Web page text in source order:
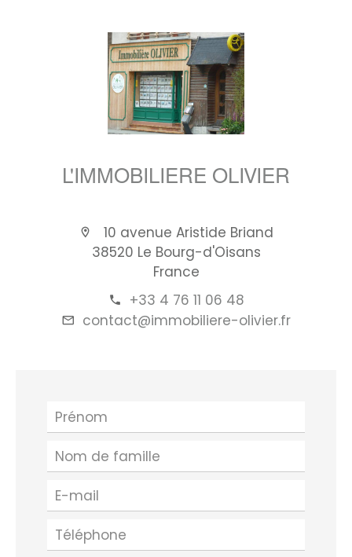
L'IMMOBILIERE OLIVIER
10 avenue Aristide Briand
38520 Le Bourg-d'Oisans
France
+33 4 76 11 06 48
contact@immobiliere-olivier.fr